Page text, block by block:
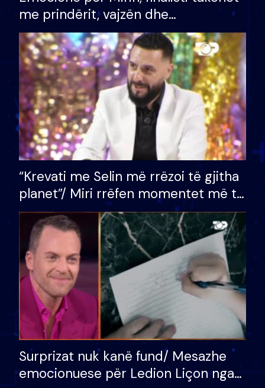
me prindërit, vajzën dhe
bashkëshorten: S’kemi ndonjë letër
divorci apo jo?
“Krevati me Selin më rrëzoi të gjitha
planet”/ Miri rrëfen momentet më të
bukura në shtëpinë e BB VIP: Do më
mungojë zilja e mëngjesit kur…
Surprizat nuk kanë fund/ Mesazhe
emocionuese për Ledion Liçon nga